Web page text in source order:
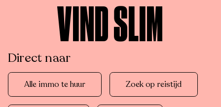
VIND SLIM
Direct naar
Alle immo te huur Zoek op reistijd